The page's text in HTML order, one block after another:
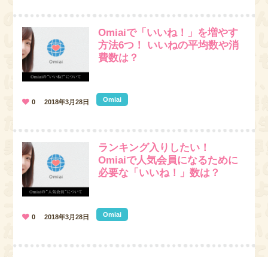
Omiaiで「いいね！」を増やす
方法6つ！ いいねの平均数や消
費数は？
Omiai
0 2018年3月28日
ランキング入りしたい！
Omiaiで人気会員になるために
必要な「いいね！」数は？
Omiai
0 2018年3月28日